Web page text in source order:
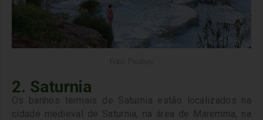
2. Saturnia
Os banhos termais de Saturnia estão localizados na
cidade medieval de Saturnia, na área de Maremma, na